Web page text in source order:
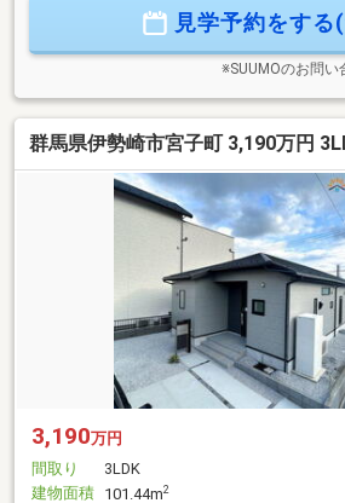
がこもらず衛生的。自分好みの「魅せる収
す。
見学予約をする
※SUUMOのお問
群馬県伊勢崎市宮子町 3,190万円
3,190万円
間取り
3LDK
建物面積 101.44m2